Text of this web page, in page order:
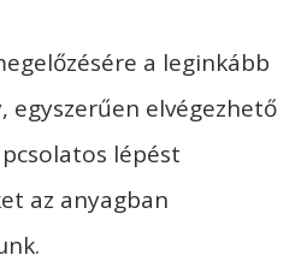
a leginkább
egyszerűen elvégezhető
lépést
az anyagban